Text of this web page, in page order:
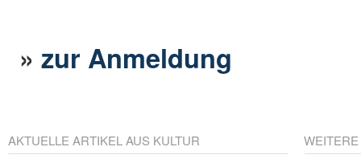
»zur Anmeldung
AKTUELLE ARTIKEL AUS KULTUR